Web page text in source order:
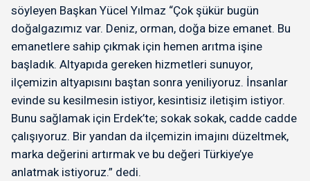
söyleyen Başkan Yücel Yılmaz “Çok şükür bugün
doğalgazımız var. Deniz, orman, doğa bize emanet. Bu
emanetlere sahip çıkmak için hemen arıtma işine
başladık. Altyapıda gereken hizmetleri sunuyor,
ilçemizin altyapısını baştan sonra yeniliyoruz. İnsanlar
evinde su kesilmesin istiyor, kesintisiz iletişim istiyor.
Bunu sağlamak için Erdek’te; sokak sokak, cadde cadde
çalışıyoruz. Bir yandan da ilçemizin imajını düzeltmek,
marka değerini artırmak ve bu değeri Türkiye’ye
anlatmak istiyoruz.” dedi.